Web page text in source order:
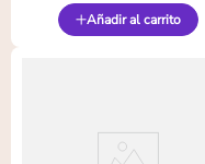
Añadir al carrito